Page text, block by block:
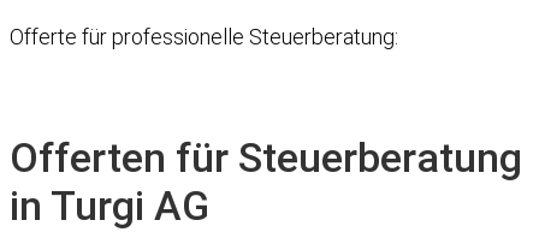
Offerte für professionelle Steuerberatung:
Offerten für Steuerberatung
in Turgi AG